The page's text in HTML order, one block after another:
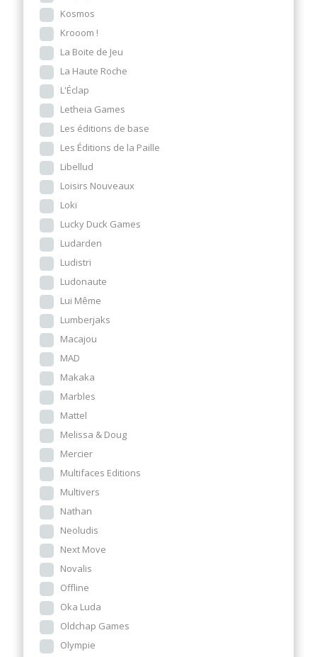
Kosmos
Krooom !
La Boite de Jeu
La Haute Roche
L'Éclap
Letheia Games
Les éditions de base
Les Éditions de la Paille
Libellud
Loisirs Nouveaux
Loki
Lucky Duck Games
Ludarden
Ludistri
Ludonaute
Lui Même
Lumberjaks
Macajou
MAD
Makaka
Marbles
Mattel
Melissa & Doug
Mercier
Multifaces Editions
Multivers
Nathan
Neoludis
Next Move
Novalis
Offline
Oka Luda
Oldchap Games
Olympie